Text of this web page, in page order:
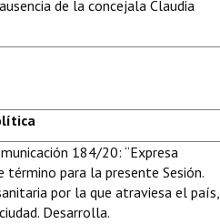
de la concejala Claudia
184/20: “Expresa
término para la presente Sesión.
por la que atraviesa el país,
Desarrolla.